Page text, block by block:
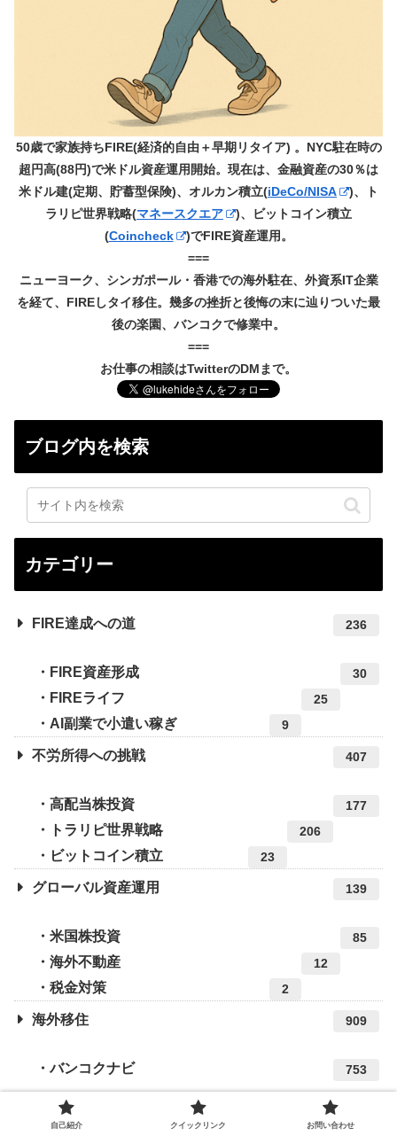
50歳で家族持ちFIRE(経済的自由＋早期リタイア) 。NYC駐在時の
超円高(88円)で米ドル資産運用開始。現在は、金融資産の30％は
米ドル建(定期、貯蓄型保険)、オルカン積立(iDeCo/NISA
)、ト
ラリピ世界戦略(マネースクエア
)、ビットコイン積立
(Coincheck
)でFIRE資産運用。
===
ニューヨーク、シンガポール・香港での海外駐在、外資系IT企業
を経て、FIREしタイ移住。幾多の挫折と後悔の末に辿りついた最
後の楽園、バンコクで修業中。
===
お仕事の相談はTwitterのDMまで。
ブログ内を検索
カテゴリー
FIRE達成への道 236
FIRE資産形成 30
FIREライフ 25
AI副業で小遣い稼ぎ 9
不労所得への挑戦 407
高配当株投資 177
トラリピ世界戦略 206
ビットコイン積立 23
グローバル資産運用 139
米国株投資 85
海外不動産 12
税金対策 2
海外移住 909
バンコクナビ 753
タイでビザとりタイ
自己紹介 クイックリンク お問い合わせ